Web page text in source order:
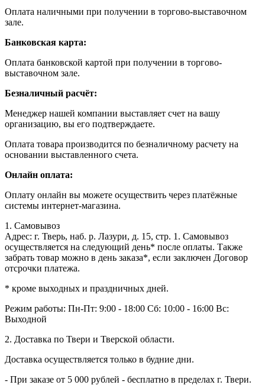
Оплата наличными при получении в торгово-выставочном
зале.
Банковская карта:
Оплата банковской картой при получении в торгово-
выставочном зале.
Безналичный расчёт:
Менеджер нашей компании выставляет счет на вашу
организацию, вы его подтверждаете.
Оплата товара производится по безналичному расчету на
основании выставленного счета.
Онлайн оплата:
Оплату онлайн вы можете осуществить через платёжные
системы интернет-магазина.
1. Самовывоз
Адрес: г. Тверь, наб. р. Лазури, д. 15, стр. 1. Самовывоз
осуществляется на следующий день* после оплаты. Также
забрать товар можно в день заказа*, если заключен Договор
отсрочки платежа.
* кроме выходных и праздничных дней.
Режим работы: Пн-Пт: 9:00 - 18:00 Сб: 10:00 - 16:00 Вс:
Выходной
2. Доставка по Твери и Тверской области.
Доставка осуществляется только в будние дни.
- При заказе от 5 000 рублей - бесплатно в пределах г. Твери.